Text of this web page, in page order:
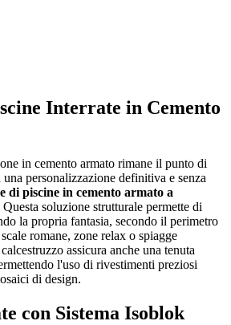
Interrate in Cemento
in cemento armato rimane il punto di
personalizzazione definitiva e senza
di piscine in cemento armato a
Questa soluzione strutturale permette di
la propria fantasia, secondo il perimetro
romane, zone relax o spiagge
assicura anche una tenuta
l'uso di rivestimenti preziosi
di design.
con Sistema Isoblok